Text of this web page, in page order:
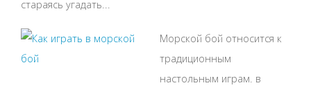
стараясь угадать...
Морской бой относится к
традиционным
настольным играм. в